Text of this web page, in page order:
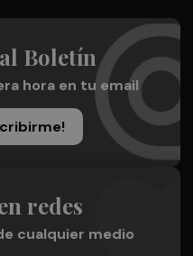
Boletín
hora en tu email
redes
cualquier medio